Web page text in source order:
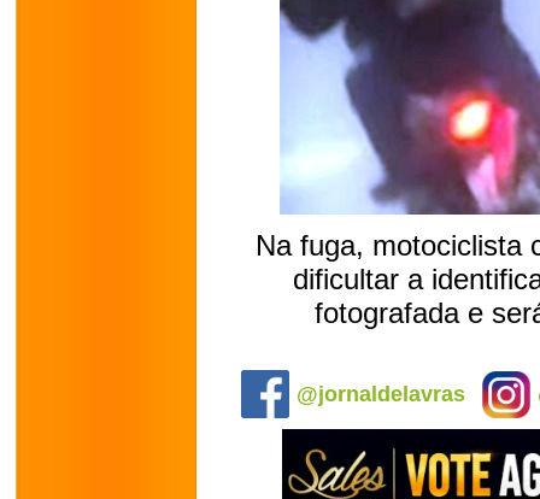
Na fuga, motociclista
dificultar a
fotografada e
@jornaldelavras